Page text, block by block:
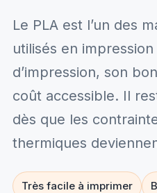
Le PLA est l’un des
utilisés en
d’impression, son
coût accessible. Il
dès que les
thermiques
Très facile à imprimer